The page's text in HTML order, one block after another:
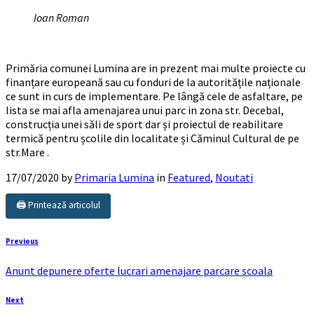
Ioan Roman
Primăria comunei Lumina are in prezent mai multe proiecte cu
finanțare europeană sau cu fonduri de la autoritățile naționale
ce sunt in curs de implementare. Pe lângă cele de asfaltare, pe
lista se mai afla amenajarea unui parc in zona str. Decebal,
construcția unei săli de sport dar și proiectul de reabilitare
termică pentru școlile din localitate și Căminul Cultural de pe
str.Mare .
17/07/2020 byPrimaria Lumina in Featured, Noutati
🖨️ Printează articolul
Previous
Anunt depunere oferte lucrari amenajare parcare scoala
Next